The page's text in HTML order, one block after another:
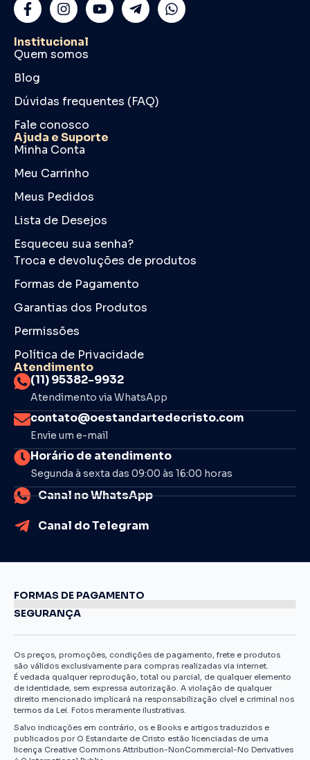
Institucional
Quem somos
Blog
Dúvidas frequentes (FAQ)
Fale conosco
Ajuda e Suporte
Minha Conta
Meu Carrinho
Meus Pedidos
Lista de Desejos
Esqueceu sua senha?
Troca e devoluções de produtos
Formas de Pagamento
Garantias dos Produtos
Permissões
Política de Privacidade
Atendimento
(11) 95382-9932
Atendimento via WhatsApp
contato@oestandartedecristo.com
Envie um e-mail
Horário de atendimento
Segunda à sexta das 09:00 às 16:00 horas
Canal no WhatsApp
Canal do Telegram
FORMAS DE PAGAMENTO
SEGURANÇA
Os preços, promoções, condições de pagamento, frete e produtos
são válidos exclusivamente para compras realizadas via internet.
É vedada qualquer reprodução, total ou parcial, de qualquer elemento
de identidade, sem expressa autorização. A violação de qualquer
direito mencionado implicará na responsabilização cível e criminal nos
termos da Lei. Fotos meramente ilustrativas.
Salvo indicações em contrário, os e Books e artigos traduzidos e
publicados por O Estandarte de Cristo estão licenciadas de uma
licença Creative Commons Attribution-NonCommercial-No Derivatives